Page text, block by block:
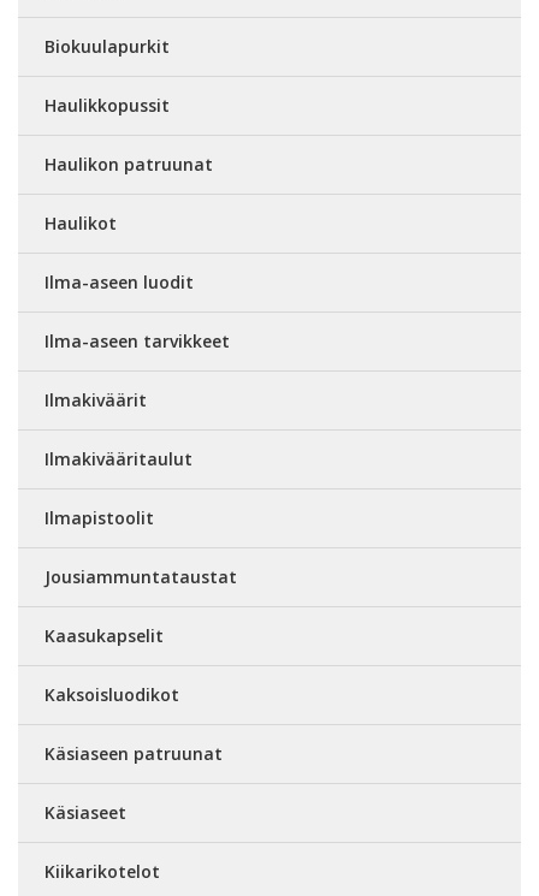
Biokuulapurkit
Haulikkopussit
Haulikon patruunat
Haulikot
Ilma-aseen luodit
Ilma-aseen tarvikkeet
Ilmakiväärit
Ilmakivääritaulut
Ilmapistoolit
Jousiammuntataustat
Kaasukapselit
Kaksoisluodikot
Käsiaseen patruunat
Käsiaseet
Kiikarikotelot